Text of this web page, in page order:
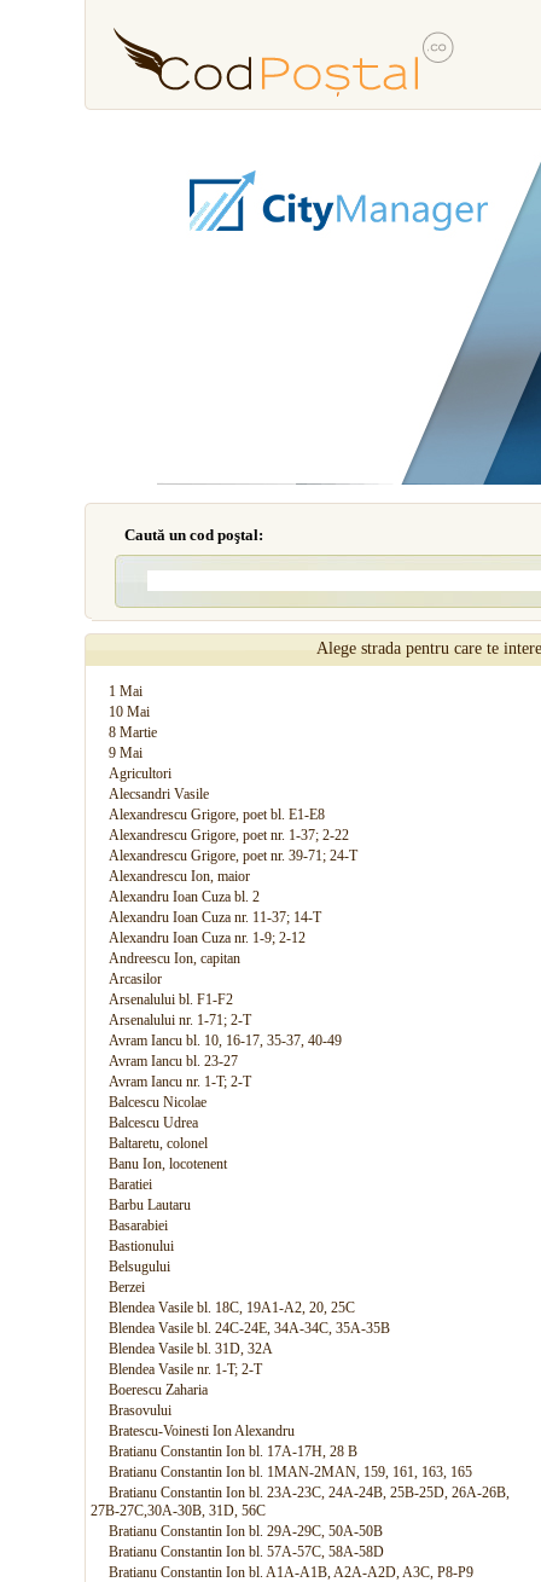
Caută un cod poştal:
Alege strada pentru care te
1 Mai
10 Mai
8 Martie
9 Mai
Agricultori
Alecsandri Vasile
Alexandrescu Grigore, poet bl. E1-E8
Alexandrescu Grigore, poet nr. 1-37; 2-22
Alexandrescu Grigore, poet nr. 39-71; 24-T
Alexandrescu Ion, maior
Alexandru Ioan Cuza bl. 2
Alexandru Ioan Cuza nr. 11-37; 14-T
Alexandru Ioan Cuza nr. 1-9; 2-12
Andreescu Ion, capitan
Arcasilor
Arsenalului bl. F1-F2
Arsenalului nr. 1-71; 2-T
Avram Iancu bl. 10, 16-17, 35-37, 40-49
Avram Iancu bl. 23-27
Avram Iancu nr. 1-T; 2-T
Balcescu Nicolae
Balcescu Udrea
Baltaretu, colonel
Banu Ion, locotenent
Baratiei
Barbu Lautaru
Basarabiei
Bastionului
Belsugului
Berzei
Blendea Vasile bl. 18C, 19A1-A2, 20, 25C
Blendea Vasile bl. 24C-24E, 34A-34C, 35A-35B
Blendea Vasile bl. 31D, 32A
Blendea Vasile nr. 1-T; 2-T
Boerescu Zaharia
Brasovului
Bratescu-Voinesti Ion Alexandru
Bratianu Constantin Ion bl. 17A-17H, 28 B
Bratianu Constantin Ion bl. 1MAN-2MAN, 159, 161, 163, 165
Bratianu Constantin Ion bl. 23A-23C, 24A-24B, 25B-25D, 26A-26B,
27B-27C,30A-30B, 31D, 56C
Bratianu Constantin Ion bl. 29A-29C, 50A-50B
Bratianu Constantin Ion bl. 57A-57C, 58A-58D
Bratianu Constantin Ion bl. A1A-A1B, A2A-A2D, A3C, P8-P9